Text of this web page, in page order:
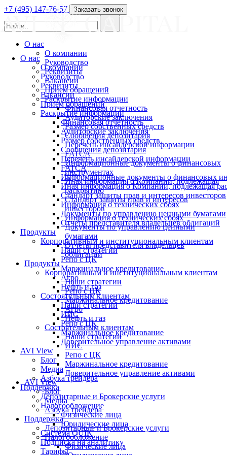
О нас
О компании
Руководство
Реквизиты
Вакансии
Прием обращений
Раскрытие информации
Финансовая отчетность
Аудиторские заключения
Размер собственных средств
Сообщения депозитария
Перечень инсайдерской информации
FATCA
Информационные документы о финансовых
Иная информация о Компании, подлежащая
Стандарт защиты прав и интересов инвесторов
Информация о технических сбоях
Документы по управлению ценными бумагами
Отчеты представителя владельцев облигаций
Продукты
Корпоративным и институциональным клиентам
Наши стратегии
Репо с ЦК
Маржинальное кредитование
Агро
Нефть и газ
Состоятельным клиентам
Наши стратегии
ИИС
Репо с ЦК
Маржинальное кредитование
Доверительное управление активами
AVI View
Блог
Медиа
Азбука трейдера
Поддержка
Депозитарные и Брокерские услуги
Налогообложение
Физические лица
Юридические лица
Система QUIK
Подписка на аналитику
Тарифы
+7 (495) 147-76-57 Заказать звонок
О нас
О компании
Руководство
Реквизиты
Вакансии
Прием обращений
Раскрытие информации
Финансовая отчетность
Аудиторские заключения
Размер собственных средств
Сообщения депозитария
Перечень инсайдерской информации
FATCA
Информационные документы о финансовых
инструментах
Иная информация о Компании, подлежащая
раскрытию
Стандарт защиты прав и интересов
инвесторов
Информация о технических сбоях
Документы по управлению ценными
бумагами
Отчеты представителя владельцев
облигаций
Продукты
Корпоративным и институциональным клиентам
Наши стратегии
Репо с ЦК
Маржинальное кредитование
Агро
Нефть и газ
Состоятельным клиентам
Наши стратегии
ИИС
Репо с ЦК
Маржинальное кредитование
Доверительное управление активами
AVI View
Блог
Медиа
Азбука трейдера
Поддержка
Депозитарные и Брокерские услуги
Налогообложение
Физические лица